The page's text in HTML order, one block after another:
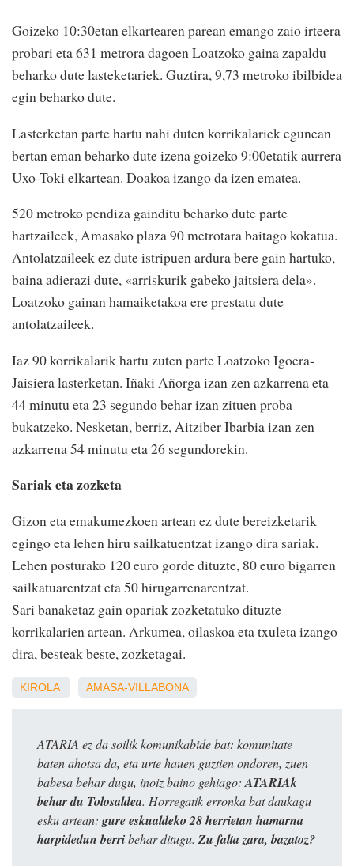
Goizeko 10:30etan elkartearen parean emango zaio irteera
probari eta 631 metrora dagoen Loatzoko gaina zapaldu
beharko dute lasteketariek. Guztira, 9,73 metroko ibilbidea
egin beharko dute.
Lasterketan parte hartu nahi duten korrikalariek egunean
bertan eman beharko dute izena goizeko 9:00etatik aurrera
Uxo-Toki elkartean. Doakoa izango da izen ematea.
520 metroko pendiza gainditu beharko dute parte
hartzaileek, Amasako plaza 90 metrotara baitago kokatua.
Antolatzaileek ez dute istripuen ardura bere gain hartuko,
baina adierazi dute, «arriskurik gabeko jaitsiera dela».
Loatzoko gainan hamaiketakoa ere prestatu dute
antolatzaileek.
Iaz 90 korrikalarik hartu zuten parte Loatzoko Igoera-
Jaisiera lasterketan. Iñaki Añorga izan zen azkarrena eta
44 minutu eta 23 segundo behar izan zituen proba
bukatzeko. Nesketan, berriz, Aitziber Ibarbia izan zen
azkarrena 54 minutu eta 26 segundorekin.
Sariak eta zozketa
Gizon eta emakumezkoen artean ez dute bereizketarik
egingo eta lehen hiru sailkatuentzat izango dira sariak.
Lehen posturako 120 euro gorde dituzte, 80 euro bigarren
sailkatuarentzat eta 50 hirugarrenarentzat.
Sari banaketaz gain opariak zozketatuko dituzte
korrikalarien artean. Arkumea, oilaskoa eta txuleta izango
dira, besteak beste, zozketagai.
KIROLA AMASA-VILLABONA
ATARIA ez da soilik komunikabide bat: komunitate
baten ahotsa da, eta urte hauen guztien ondoren, zuen
babesa behar dugu, inoiz baino gehiago:ATARIAk
behar du Tolosaldea. Horregatik erronka bat daukagu
esku artean: gure eskualdeko 28 herrietan hamarna
harpidedun berribehar ditugu. Zu falta zara, bazatoz?